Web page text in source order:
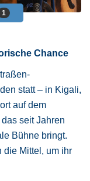
1
Chance
statt – in Kigali,
auf dem
seit Jahren
Bühne bringt.
die Mittel, um ihr